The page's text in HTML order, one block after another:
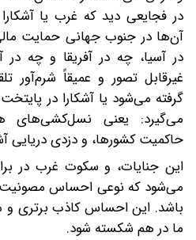
در فجایعی دید که غرب یا آشکارا
آن‌ها در جنوب جهانی حمایت
در آسیا، چه در آفریقا و چه در
غیرقابل تصور و عمیقاً شرم‌آور
گرفته می‌شود یا آشکارا در
می‌گیرد: یعنی نسل‌کشی‌های
حاکمیت کشورها، و دزدی دریایی
این جنایات، و سکوت غرب در
می‌شود که نوعی احساس مصونیت
باشد. این احساس کاذب برتری
ما در هم شکسته شود.